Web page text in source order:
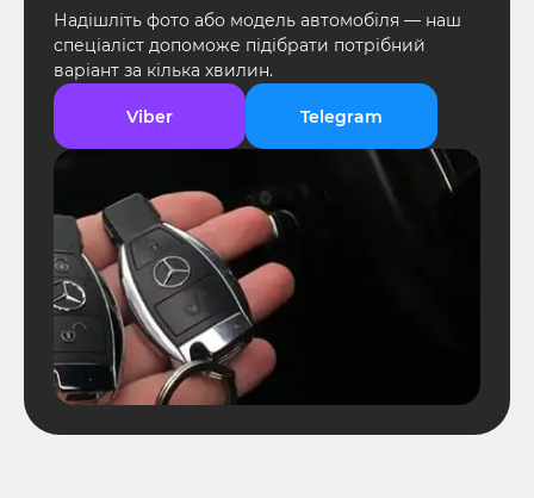
Надішліть фото або модель автомобіля — наш
спеціаліст допоможе підібрати потрібний
варіант за кілька хвилин.
Viber Telegram